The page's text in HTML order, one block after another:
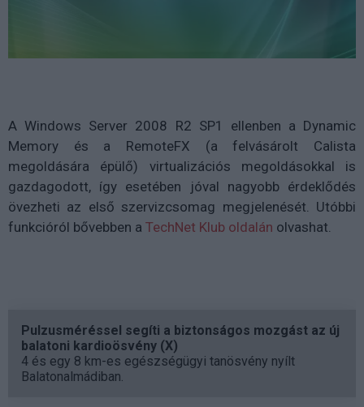
A Windows Server 2008 R2 SP1 ellenben a Dynamic
Memory és a RemoteFX (a felvásárolt Calista
megoldására épülő) virtualizációs megoldásokkal is
gazdagodott, így esetében jóval nagyobb érdeklődés
övezheti az első szervizcsomag megjelenését. Utóbbi
funkcióról bővebben a TechNet Klub oldalán olvashat.
Pulzusméréssel segíti a biztonságos mozgást az új
balatoni kardioösvény (X)
4 és egy 8 km-es egészségügyi tanösvény nyílt
Balatonalmádiban.